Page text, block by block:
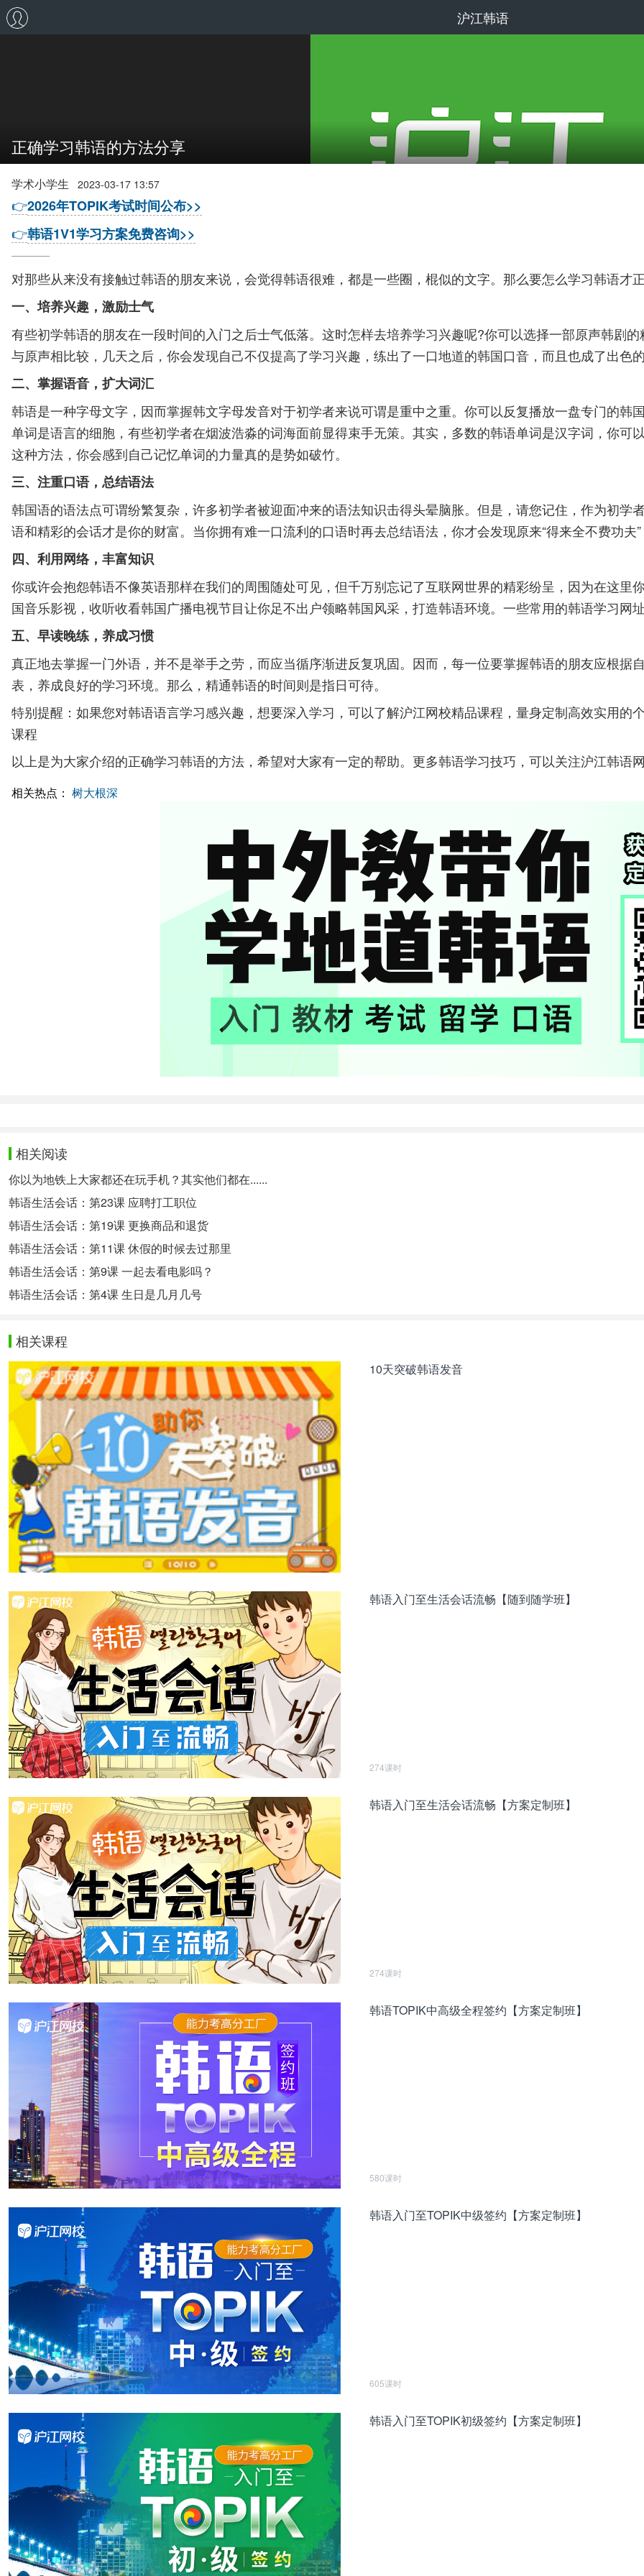
沪江韩语
正确学习韩语的方法分享
学术小学生 2023-03-17 13:57
👉2026年TOPIK考试时间公布>>
👉韩语1V1学习方案免费咨询>>
对那些从来没有接触过韩语的朋友来说，会觉得韩语很难，都是一些圈，棍似的文字。那么要怎么学习韩语才
一、培养兴趣，激励士气
有些初学韩语的朋友在一段时间的入门之后士气低落。这时怎样去培养学习兴趣呢?你可以选择一部原声韩剧
与原声相比较，几天之后，你会发现自己不仅提高了学习兴趣，练出了一口地道的韩国口音，而且也成了出色
二、掌握语音，扩大词汇
韩语是一种字母文字，因而掌握韩文字母发音对于初学者来说可谓是重中之重。你可以反复播放一盘专门的韩
单词是语言的细胞，有些初学者在烟波浩淼的词海面前显得束手无策。其实，多数的韩语单词是汉字词，你可
这种方法，你会感到自己记忆单词的力量真的是势如破竹。
三、注重口语，总结语法
韩国语的语法点可谓纷繁复杂，许多初学者被迎面冲来的语法知识击得头晕脑胀。但是，请您记住，作为初学
语和精彩的会话才是你的财富。当你拥有难一口流利的口语时再去总结语法，你才会发现原来“得来全不费功夫”
四、利用网络，丰富知识
你或许会抱怨韩语不像英语那样在我们的周围随处可见，但千万别忘记了互联网世界的精彩纷呈，因为在这里
国音乐影视，收听收看韩国广播电视节目让你足不出户领略韩国风采，打造韩语环境。一些常用的韩语学习网
五、早读晚练，养成习惯
真正地去掌握一门外语，并不是举手之劳，而应当循序渐进反复巩固。因而，每一位要掌握韩语的朋友应根据
表，养成良好的学习环境。那么，精通韩语的时间则是指日可待。
特别提醒：如果您对韩语语言学习感兴趣，想要深入学习，可以了解沪江网校精品课程，量身定制高效实用的
课程
以上是为大家介绍的正确学习韩语的方法，希望对大家有一定的帮助。更多韩语学习技巧，可以关注沪江韩语
相关热点： 树大根深
相关阅读
你以为地铁上大家都还在玩手机？其实他们都在......
韩语生活会话：第23课 应聘打工职位
韩语生活会话：第19课 更换商品和退货
韩语生活会话：第11课 休假的时候去过那里
韩语生活会话：第9课 一起去看电影吗？
韩语生活会话：第4课 生日是几月几号
相关课程
10天突破韩语发音
韩语入门至生活会话流畅【随到随学班】
274课时
韩语入门至生活会话流畅【方案定制班】
274课时
韩语TOPIK中高级全程签约【方案定制班】
580课时
韩语入门至TOPIK中级签约【方案定制班】
605课时
韩语入门至TOPIK初级签约【方案定制班】